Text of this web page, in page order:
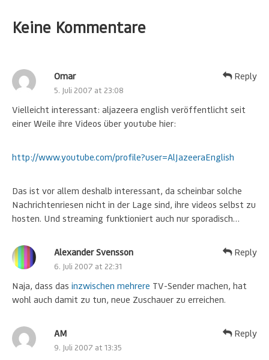
Keine Kommentare
Omar
5. Juli 2007 at 23:08
Vielleicht interessant: aljazeera english veröffentlicht seit
einer Weile ihre Videos über youtube hier:
http://www.youtube.com/profile?user=AlJazeeraEnglish
Das ist vor allem deshalb interessant, da scheinbar solche
Nachrichtenriesen nicht in der Lage sind, ihre videos selbst zu
hosten. Und streaming funktioniert auch nur sporadisch…
Reply
Alexander Svensson
6. Juli 2007 at 22:31
Naja, dass das inzwischen mehrere TV-Sender machen, hat
wohl auch damit zu tun, neue Zuschauer zu erreichen.
Reply
AM
9. Juli 2007 at 13:35
Reply